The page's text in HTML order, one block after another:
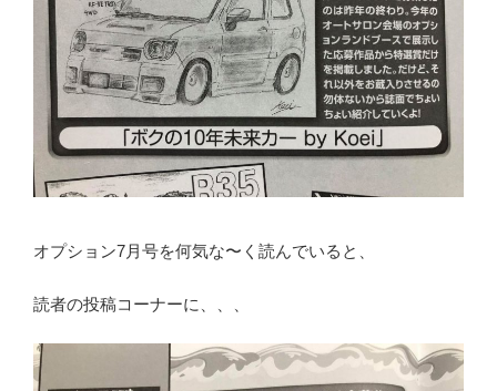
オプション7月号を何気な〜く読んでいると、
読者の投稿コーナーに、、、